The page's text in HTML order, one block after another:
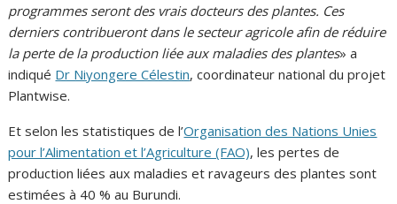
programmes seront des vrais docteurs des plantes. Ces
derniers contribueront dans le secteur agricole afin de réduire
la perte de la production liée aux maladies des plantes» a
indiqué Dr Niyongere Célestin, coordinateur national du projet
Plantwise.
Et selon les statistiques de l’Organisation des Nations Unies
pour l’Alimentation et l’Agriculture (FAO), les pertes de
production liées aux maladies et ravageurs des plantes sont
estimées à 40 % au Burundi.